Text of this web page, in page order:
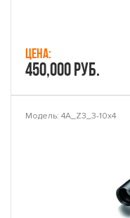
Цена:
450,000 руб.
Модель: 4A_Z3_3-10x4